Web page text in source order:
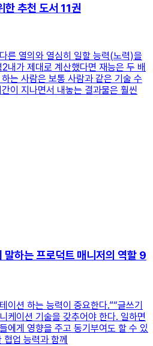
한 추천 도서 11권
른 열의와 열심히 일할 능력(노력)을
내가 제대로 계산했다면 재능은 두 배
는 사람은 보통 사람과 같은 기술 수
이 지나면서 내놓는 결과물은 훨씬
하는 프로덕트 매니저의 역할 9
이션 하는 능력이 중요한다.”“글쓰기
케이션 기술을 갖추어야 한다. 일하면
에게 영향을 주고 동기부여도 할 수 있
협업 능력과 함께